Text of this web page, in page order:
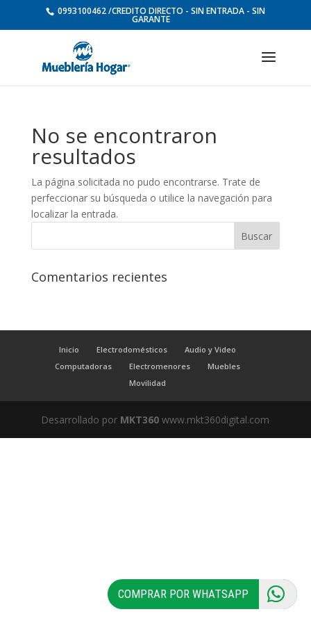
0993100462 /CREDITO DIRECTO - SIN ENTRADA - SIN
GARANTE
No se encontraron
resultados
La página solicitada no pudo encontrarse. Trate de
perfeccionar su búsqueda o utilice la navegación para
localizar la entrada.
Comentarios recientes
Inicio Electrodomésticos
Audio y Video
Computadoras
Electromenores
Muebles
Movilidad
Desarrollado por MKT360 www.mkt360digital.com
COMPRAR POR WHATSAPP